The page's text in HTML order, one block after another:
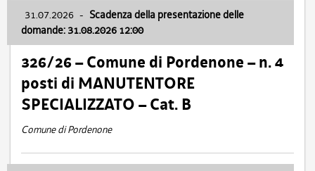
31.07.2026 - Scadenza della presentazione delle
domande: 31.08.2026 12:00
326/26 – Comune di Pordenone – n. 4
posti di MANUTENTORE
SPECIALIZZATO – Cat. B
Comune di Pordenone